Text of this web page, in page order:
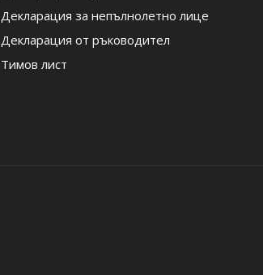
Декларация за непълнолетно лице
Декларация от ръководител
Тимов лист